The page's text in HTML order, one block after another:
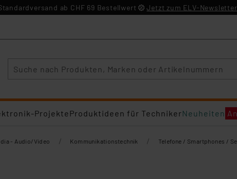
ab CHF 69 Bestellwert Jetzt zum ELV-
ProjekteProduktideen für TechnikerNeuheiten
- Audio/Video / Kommunikationstechnik / Telefone / Smartphones /